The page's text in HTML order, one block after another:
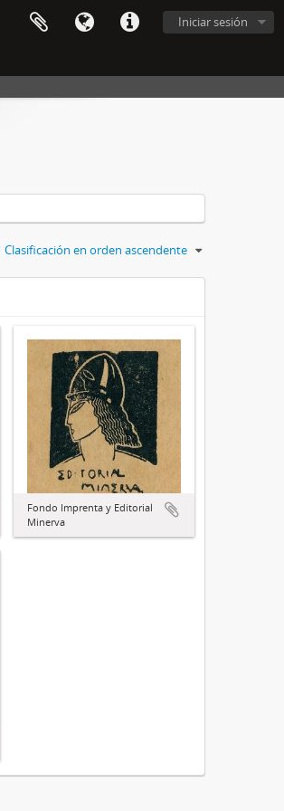
Iniciar sesión
Clasificación en orden ascendente
Fondo Imprenta y Editorial
Minerva